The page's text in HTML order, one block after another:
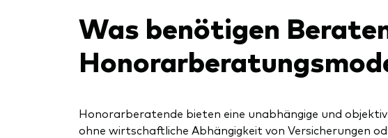
Was benötigen
Honorarberatende bieten eine unabhängige und
ohne wirtschaftliche Abhängigkeit von Versicherungen